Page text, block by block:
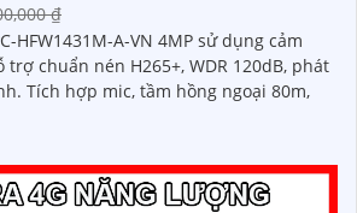
₫
HFW1431M-A-VN 4MP sử dụng cảm
trợ chuẩn nén H265+, WDR 120dB, phát
80m,